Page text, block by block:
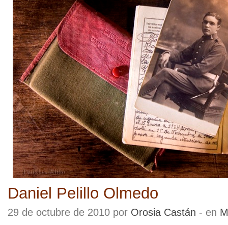
Daniel Pelillo Olmedo
29 de octubre de 2010 por Orosia Castán - en